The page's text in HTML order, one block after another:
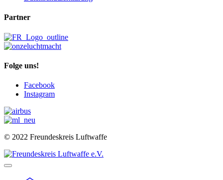
Partner
Folge uns!
Facebook
Instagram
© 2022 Freundeskreis Luftwaffe